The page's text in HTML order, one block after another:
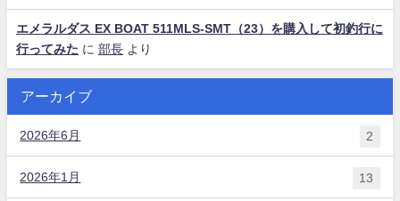
エメラルダス EX BOAT 511MLS-SMT（23）を購入して初釣行に
行ってみた に 部長 より
アーカイブ
2026年6月 2
2026年1月 13